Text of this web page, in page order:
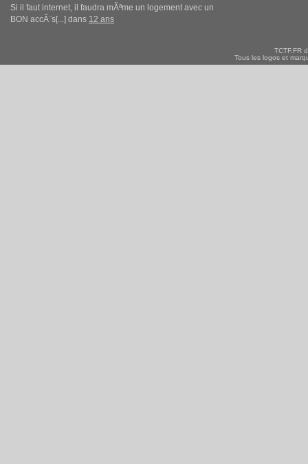
Si il faut internet, il faudra mÃªme un logement avec un
BON accÃ¨s[...] dans 12 ans
TCTF.FR
Tous les logos et